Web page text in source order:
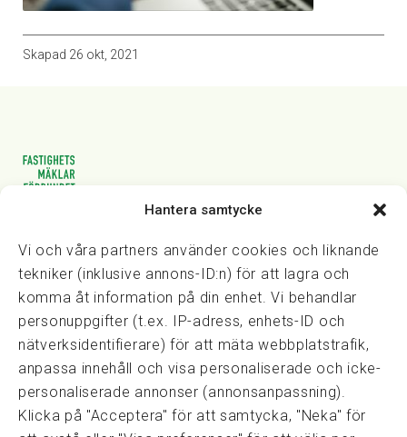
Hantera samtycke
Vi och våra partners använder cookies och liknande
tekniker (inklusive annons-ID:n) för att lagra och
komma åt information på din enhet. Vi behandlar
personuppgifter (t.ex. IP-adress, enhets-ID och
nätverksidentifierare) för att mäta webbplatstrafik,
anpassa innehåll och visa personaliserade och icke-
personaliserade annonser (annonsanpassning).
Klicka på "Acceptera" för att samtycka, "Neka" för
Skapad 26 okt, 2021
Vasagatan 28, 111 20 Stockholm
kansli@fmf.se
Snabblänkar
Prisexempel
Medarbetare
Policies & integritet
Information om Cookie-hantering och Google Analytics